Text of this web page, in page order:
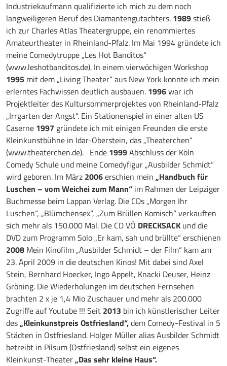
Industriekaufmann qualifizierte ich mich zu dem noch
langweiligeren Beruf des Diamantengutachters. 1989stieß
ich zur Charles Atlas Theatergruppe, ein renommiertes
Amateurtheater in Rheinland-Pfalz. Im Mai 1994 gründete ich
meine Comedytruppe „Les Hot Banditos“
(www.leshotbanditos.de). In einem vierwöchigen Workshop
1995 mit dem „Living Theater“ aus New York konnte ich mein
erlerntes Fachwissen deutlich ausbauen. 1996war ich
Projektleiter des Kultursommerprojektes von Rheinland-Pfalz
„Irrgarten der Angst“. Ein Stationenspiel in einer alten US
Caserne 1997 gründete ich mit einigen Freunden die erste
Kleinkunstbühne in Idar-Oberstein, das „Theaterchen“
(www.theaterchen.de). Ende 1999Abschluss der Köln
Comedy Schule und meine Comedyfigur „Ausbilder Schmidt“
wird geboren. Im März 2006erschien mein „Handbuch für
Luschen – vom Weichei zum Mann“ im Rahmen der Leipziger
Buchmesse beim Lappan Verlag. Die CDs „Morgen Ihr
Luschen“, „Blümchensex“, „Zum Brüllen Komisch“ verkauften
sich mehr als 150.000 Mal. Die CD VÖ DRECKSACK und die
DVD zum Programm Solo „Er kam, sah und brüllte“ erschienen
2008 Mein Kinofilm „Ausbilder Schmidt – der Film“ kam am
23. April 2009 in die deutschen Kinos! Mit dabei sind Axel
Stein, Bernhard Hoecker, Ingo Appelt, Knacki Deuser, Heinz
Gröning. Die Wiederholungen im deutschen Fernsehen
brachten 2 x je 1,4 Mio Zuschauer und mehr als 200.000
Zugriffe auf Youtube !!! Seit 2013 bin ich künstlerischer Leiter
des„Kleinkunstpreis Ostfriesland“,dem Comedy-Festival in 5
Städten in Ostfriesland. Holger Müller alias Ausbilder Schmidt
betreibt in Pilsum (Ostfriesland) selbst ein eigenes
Kleinkunst-Theater„Das sehr kleine Haus“.